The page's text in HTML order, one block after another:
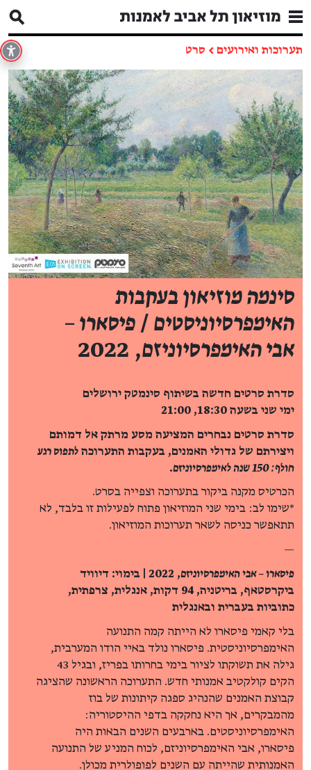
תערוכות ואירועים ← סרט
סינמה מוזיאון בעקבות
האימפרסיוניסטים / פיסארו –
אבי האימפרסיוניזם, 2022
סדרת סרטים חדשה בשיתוף סינמטק ירושלים
ימי שני בשעה 18:30, 21:00
סדרת סרטים נבחרים המציעה מסע מרתק אל דמותם
ויצירתם של גדולי האמנים, בעקבות התערוכה לתפוס רגע
חולף: 150 שנה לאימפרסיוניזם
.
הכרטיס מקנה ביקור בתערוכה וצפייה בסרט.
*שימו לב: בימי שני המוזיאון פתוח לפעילות זו בלבד, לא
תתאפשר כניסה לשאר תערוכות המוזיאון.
—
פיסארו – אבי האימפרסיוניזם
, 2022 | בימוי: דיוויד
ביקרסטאף, בריטניה, 94 דקות, אנגלית, צרפתית,
כתוביות בעברית ובאנגלית
בלי קאמי פיסארו לא הייתה קמה התנועה
האימפרסיוניסטית. פיסארו נולד באיי הודו המערבית,
גילה את תשוקתו לציור בימי בחרותו בפריז, ובגיל 43
הקים קולקטיב אמנותי חדש. התערוכה הראשונה שהציגה
קבוצת האמנים שהנהיג ספגה קיתונות של בוז
מהמבקרים, אך היא נחקקה בדפי ההיסטוריה:
האימפרסיוניסטים. בארבעים השנים הבאות היה
פיסארו, אבי האימפרסיוניזם, לכוח המניע של התנועה
האמנותית שהייתה עם השנים לפופולרית מכולן.